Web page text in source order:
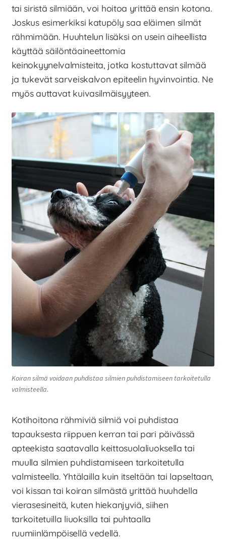
tai siristä silmiään, voi hoitoa yrittää ensin kotona.
Joskus esimerkiksi katupöly saa eläimen silmät
rähmimään. Huuhtelun lisäksi on usein aiheellista
käyttää säilöntäaineettomia
keinokyynelvalmisteita, jotka kostuttavat silmää
ja tukevät sarveiskalvon epiteelin hyvinvointia. Ne
myös auttavat kuivasilmäisyyteen.
Koiran silmä voidaan puhdistaa silmien puhdistamiseen tarkoitetulla
valmisteella.
Kotihoitona rähmiviä silmiä voi puhdistaa
tapauksesta riippuen kerran tai pari päivässä
apteekista saatavalla keittosuolaliuoksella tai
muulla silmien puhdistamiseen tarkoitetulla
valmisteella. Yhtälailla kuin itseltään tai lapseltaan,
voi kissan tai koiran silmästä yrittää huuhdella
vierasesineitä, kuten hiekanjyviä, siihen
tarkoitetuilla liuoksilla tai puhtaalla
ruumiinlämpöisellä vedellä.